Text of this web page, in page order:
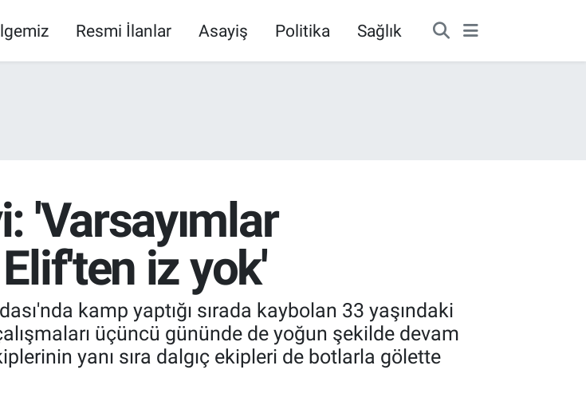
Resmi İlanlar Asayiş Politika Sağlık
'Varsayımlar
iz yok'
kamp yaptığı sırada kaybolan 33 yaşındaki
üçüncü gününde de yoğun şekilde devam
yanı sıra dalgıç ekipleri de botlarla gölette